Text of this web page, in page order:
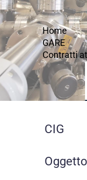
Home
GARE
Contratti
CIG
Oggetto